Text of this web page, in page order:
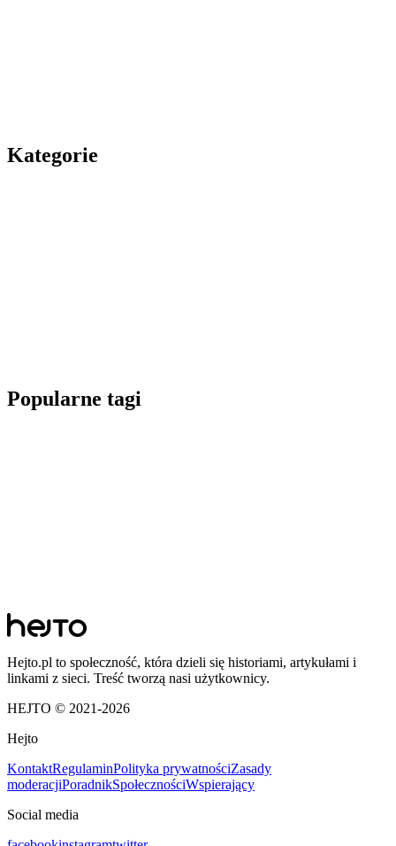
Kategorie
Popularne tagi
Hejto.pl to społeczność, która dzieli się historiami, artykułami i
linkami z sieci. Treść tworzą nasi użytkownicy.
HEJTO © 2021-2026
Hejto
KontaktRegulaminPolityka prywatnościZasady
moderacjiPoradnikSpołecznościWspierający
Social media